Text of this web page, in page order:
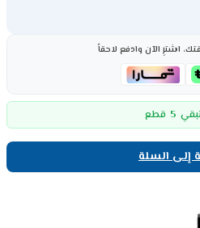
اشترِ الآن وادفع لاحقاً
5 قطع
إلى السلة